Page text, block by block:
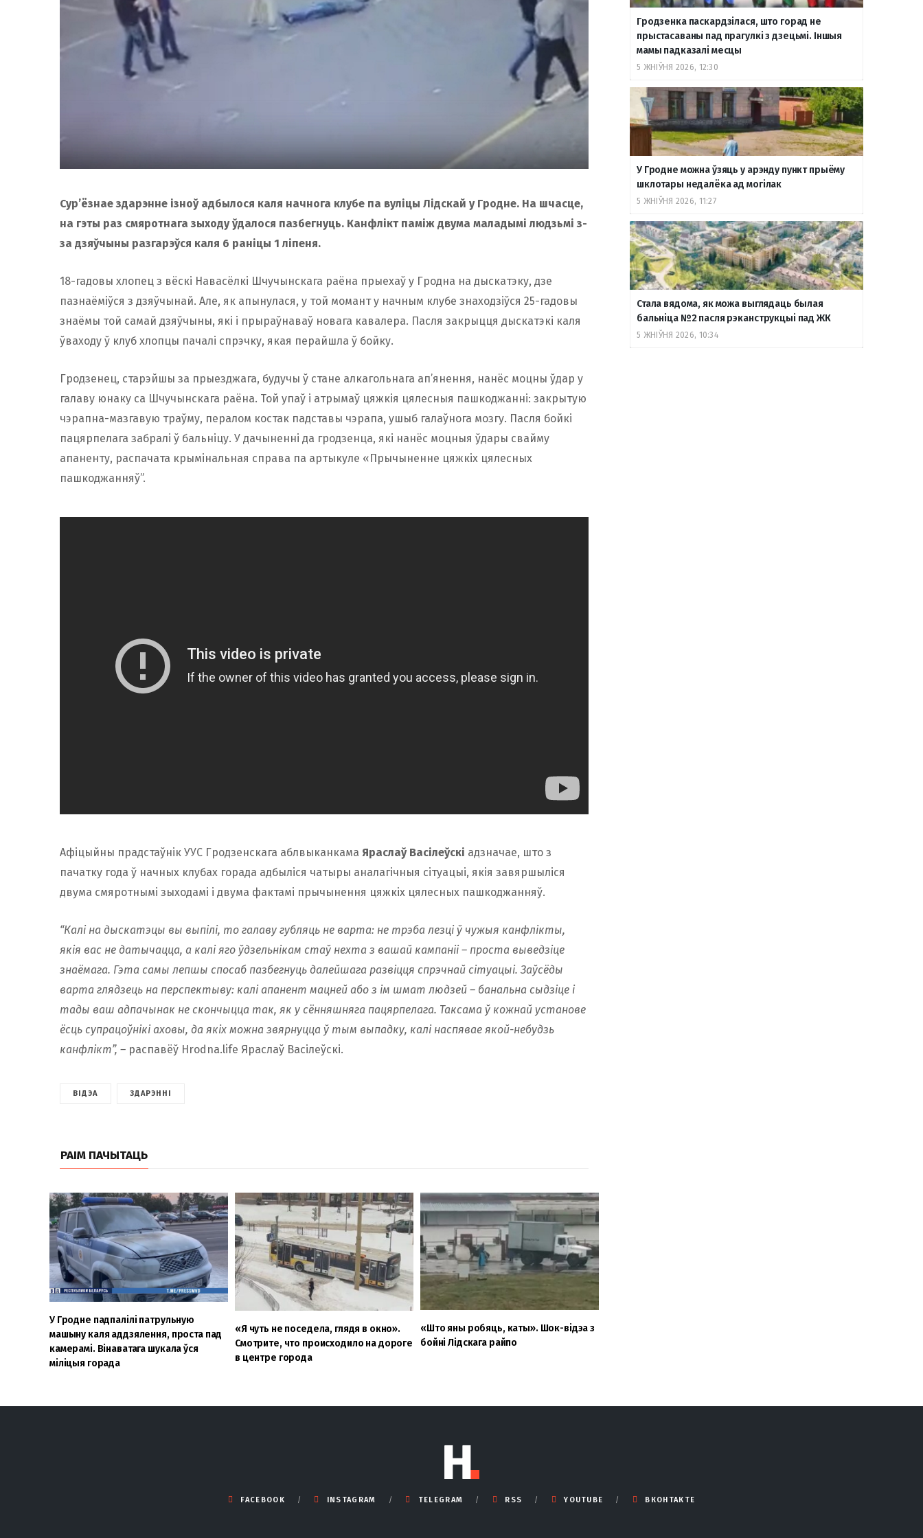
Сур’ёзнае здарэнне ізноў адбылося каля начнога клубе па вуліцы Лідскай у Гродне. На шчасце,
на гэты раз смяротнага зыходу ўдалося пазбегнуць. Канфлікт паміж двума маладымі людзьмі з-
за дзяўчыны разгарэўся каля 6 раніцы 1 ліпеня.
18-гадовы хлопец з вёскі Навасёлкі Шчучынскага раёна прыехаў у Гродна на дыскатэку, дзе
пазнаёміўся з дзяўчынай. Але, як апынулася, у той момант у начным клубе знаходзіўся 25-гадовы
знаёмы той самай дзяўчыны, які і прыраўнаваў новага кавалера. Пасля закрыцця дыскатэкі каля
ўваходу ў клуб хлопцы пачалі спрэчку, якая перайшла ў бойку.
Гродзенец, старэйшы за прыезджага, будучы ў стане алкагольнага ап’янення, нанёс моцны ўдар у
галаву юнаку са Шчучынскага раёна. Той упаў і атрымаў цяжкія цялесныя пашкоджанні: закрытую
чэрапна-мазгавую траўму, пералом костак падставы чэрапа, ушыб галаўнога мозгу. Пасля бойкі
пацярпелага забралі ў бальніцу. У дачыненні да гродзенца, які нанёс моцныя ўдары свайму
апаненту, распачата крымінальная справа па артыкуле «Прычыненне цяжкіх цялесных
пашкоджанняў”.
Афіцыйны прадстаўнік УУС Гродзенскага аблвыканкама Яраслаў Васілеўскі адзначае, што з
пачатку года ў начных клубах горада адбыліся чатыры аналагічныя сітуацыі, якія завяршыліся
двума смяротнымі зыходамі і двума фактамі прычынення цяжкіх цялесных пашкоджанняў.
“Калі на дыскатэцы вы выпілі, то галаву губляць не варта: не трэба лезці ў чужыя канфлікты,
якія вас не датычацца, а калі яго ўдзельнікам стаў нехта з вашай кампаніі – проста выведзіце
знаёмага. Гэта самы лепшы спосаб пазбегнуць далейшага развіцця спрэчнай сітуацыі. Заўсёды
варта глядзець на перспектыву: калі апанент мацней або з ім шмат людзей – банальна сыдзіце і
тады ваш адпачынак не скончыцца так, як у сённяшняга пацярпелага. Таксама ў кожнай установе
ёсць супрацоўнікі аховы, да якіх можна звярнуцца ў тым выпадку, калі наспявае якой-небудзь
канфлікт”, – распавёў Hrodna.life Яраслаў Васілеўскі.
ВІДЭА ЗДАРЭННІ
РАІМ ПАЧЫТАЦЬ
У Гродне падпалілі патрульную
машыну каля аддзялення, проста пад
камерамі. Вінаватага шукала ўся
міліцыя горада
«Я чуть не поседела, глядя в окно».
Смотрите, что происходило на дороге
в центре города
«Што яны робяць, каты». Шок-відэа з
бойні Лідскага райпо
Гродзенка паскардзілася, што горад не
прыстасаваны пад прагулкі з дзецьмі. Іншыя
мамы падказалі месцы
5 ЖНІЎНЯ 2026, 12:30
У Гродне можна ўзяць у арэнду пункт прыёму
шклотары недалёка ад могілак
5 ЖНІЎНЯ 2026, 11:27
Стала вядома, як можа выглядаць былая
бальніца №2 пасля рэканструкцыі пад ЖК
5 ЖНІЎНЯ 2026, 10:34
FACEBOOK INSTAGRAM TELEGRAM RSS YOUTUBE ВКОНТАКТЕ